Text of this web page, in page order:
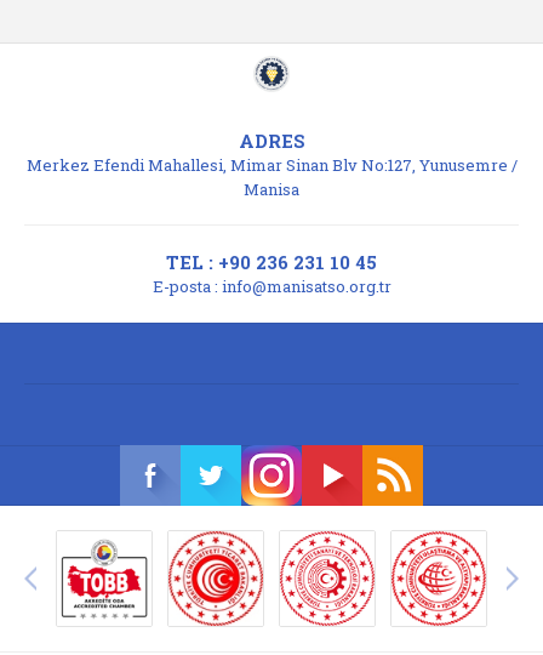
ADRES
Merkez Efendi Mahallesi, Mimar Sinan Blv No:127, Yunusemre /
Manisa
TEL : +90 236 231 10 45
E-posta : info@manisatso.org.tr